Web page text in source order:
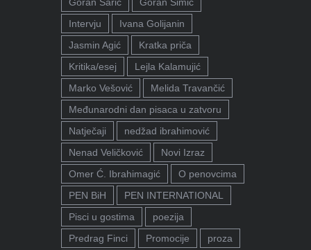
Intervju
Ivana Golijanin
Jasmin Agić
Kratka priča
Kritika/esej
Lejla Kalamujić
Marko Vešović
Melida Travančić
Međunarodni dan pisaca u zatvoru
Natječaji
nedžad ibrahimović
Nenad Veličković
Novi Izraz
Omer Ć. Ibrahimagić
O penovcima
PEN BiH
PEN INTERNATIONAL
Pisci u gostima
poezija
Predrag Finci
Promocije
proza